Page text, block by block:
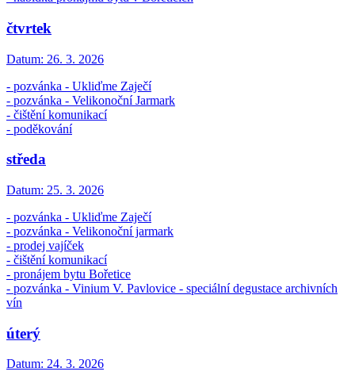
čtvrtek
Datum: 26. 3. 2026
- pozvánka - Ukliďme Zaječí
- pozvánka - Velikonoční Jarmark
- čištění komunikací
- poděkování
středa
Datum: 25. 3. 2026
- pozvánka - Ukliďme Zaječí
- pozvánka - Velikonoční jarmark
- prodej vajíček
- čištění komunikací
- pronájem bytu Bořetice
- pozvánka - Vinium V. Pavlovice - speciální degustace archivních
vín
úterý
Datum: 24. 3. 2026